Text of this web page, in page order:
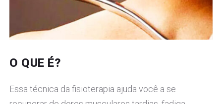
O QUE É?
Essa técnica da fisioterapia ajuda você a se